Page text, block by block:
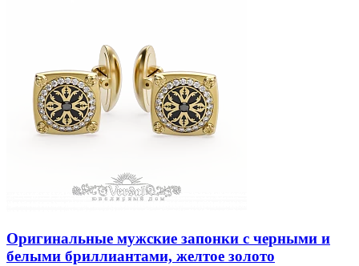
Оригинальные мужские запонки с черными и
белыми бриллиантами, желтое золото